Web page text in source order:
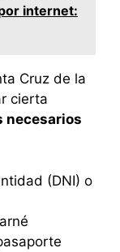
internet:
Cruz de la
cierta
necesarios
(DNI) o